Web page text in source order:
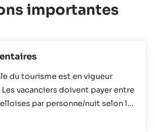
importantes
du tourisme est en vigueur
vacanciers doivent payer entre
par personne/nuit selon la
Cette contribution sera